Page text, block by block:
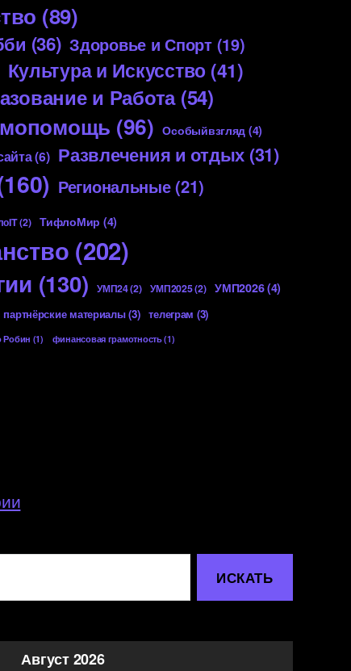
(89)
(36) Здоровье и Спорт(19)
Культура и Искусство (41)
и Работа(54)
(96) Особыйвзгляд (4)
(6) Развлечения и отдых (31)
Региональные(21)
(2) ТифлоМир (4)
(202)
(130) УМП24(2) УМП2025(2) УМП2026(4)
партнёрские материалы(3) телеграм (3)
Робин (1) финансовая грамотность(1)
Август 2026